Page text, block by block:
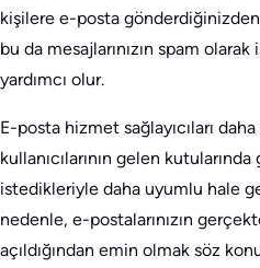
kişilere e-posta gönderdiğinizden
bu da mesajlarınızın spam
yardımcı olur.
E-posta hizmet sağlayıcıları
kullanıcılarının gelen
istedikleriyle daha uyumlu hale
nedenle, e-postalarınızın
açıldığından emin olmak söz